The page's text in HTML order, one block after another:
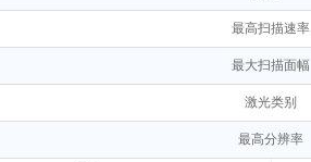
最高扫描速率
最大扫描面幅
激光类别
最高分辨率